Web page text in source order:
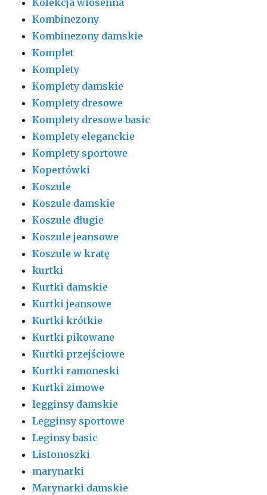
Kolekcja wiosenna
Kombinezony
Kombinezony damskie
Komplet
Komplety
Komplety damskie
Komplety dresowe
Komplety dresowe basic
Komplety eleganckie
Komplety sportowe
Kopertówki
Koszule
Koszule damskie
Koszule długie
Koszule jeansowe
Koszule w kratę
kurtki
Kurtki damskie
Kurtki jeansowe
Kurtki krótkie
Kurtki pikowane
Kurtki przejściowe
Kurtki ramoneski
Kurtki zimowe
legginsy damskie
Legginsy sportowe
Leginsy basic
Listonoszki
marynarki
Marynarki damskie